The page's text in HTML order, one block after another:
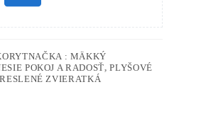
: MÄKKÝ
POKOJ A RADOSŤ,PLYŠOVÉ
ZVIERATKÁ